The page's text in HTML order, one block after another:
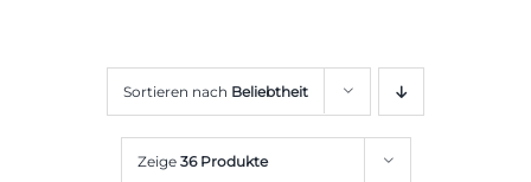
Sortieren nach Beliebtheit
Zeige 36 Produkte